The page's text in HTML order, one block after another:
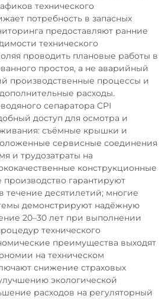
технического
потребность в запасных
предоставляют ранние
технического
проводить плановые работы в
простоя, а не аварийный
производственные процессы и
расходы.
сепаратора CPI
доступ для осмотра и
съёмные крышки и
сервисные соединения
и трудозатраты на
конструкционные
гарантируют
течение десятилетий; многие
демонстрируют надёжную
20–30 лет при выполнении
технического
преимущества выходят
на техническом
снижение страховых
экологической
расходов на регуляторный